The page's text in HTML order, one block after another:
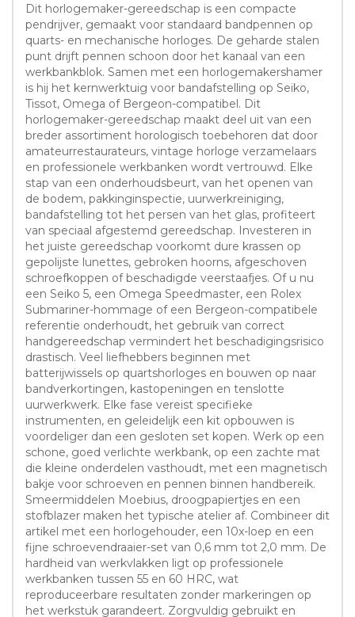
Dit horlogemaker-gereedschap is een compacte
pendrijver, gemaakt voor standaard bandpennen op
quarts- en mechanische horloges. De geharde stalen
punt drijft pennen schoon door het kanaal van een
werkbankblok. Samen met een horlogemakershamer
is hij het kernwerktuig voor bandafstelling op Seiko,
Tissot, Omega of Bergeon-compatibel. Dit
horlogemaker-gereedschap maakt deel uit van een
breder assortiment horologisch toebehoren dat door
amateurrestaurateurs, vintage horloge verzamelaars
en professionele werkbanken wordt vertrouwd. Elke
stap van een onderhoudsbeurt, van het openen van
de bodem, pakkinginspectie, uurwerkreiniging,
bandafstelling tot het persen van het glas, profiteert
van speciaal afgestemd gereedschap. Investeren in
het juiste gereedschap voorkomt dure krassen op
gepolijste lunettes, gebroken hoorns, afgeschoven
schroefkoppen of beschadigde veerstaafjes. Of u nu
een Seiko 5, een Omega Speedmaster, een Rolex
Submariner-hommage of een Bergeon-compatibele
referentie onderhoudt, het gebruik van correct
handgereedschap vermindert het beschadigingsrisico
drastisch. Veel liefhebbers beginnen met
batterijwissels op quartshorloges en bouwen op naar
bandverkortingen, kastopeningen en tenslotte
uurwerkwerk. Elke fase vereist specifieke
instrumenten, en geleidelijk een kit opbouwen is
voordeliger dan een gesloten set kopen. Werk op een
schone, goed verlichte werkbank, op een zachte mat
die kleine onderdelen vasthoudt, met een magnetisch
bakje voor schroeven en pennen binnen handbereik.
Smeermiddelen Moebius, droogpapiertjes en een
stofblazer maken het typische atelier af. Combineer dit
artikel met een horlogehouder, een 10x-loep en een
fijne schroevendraaier-set van 0,6 mm tot 2,0 mm. De
hardheid van werkvlakken ligt op professionele
werkbanken tussen 55 en 60 HRC, wat
reproduceerbare resultaten zonder markeringen op
het werkstuk garandeert. Zorgvuldig gebruikt en